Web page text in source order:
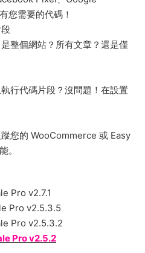
需要的代碼！
整個網站？所有文章？還是僅
行代碼片段？沒問題！在設置
您的 WooCommerce 或 Easy
。
Pro v2.7.1
Pro v2.5.3.5
Pro v2.5.3.2
Pro v2.5.2